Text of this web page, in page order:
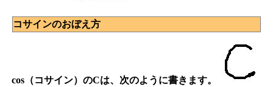
コサインのおぼえ方
cos（コサイン）のCは、次のように書きます。